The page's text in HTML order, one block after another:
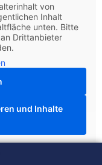
von
Inhalt
unten. Bitte
Drittanbieter
und Inhalte